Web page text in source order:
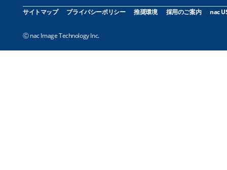
サイトマップ プライバシーポリシー 推奨環境 採用のご案内 nac
Ⓒ nac Image Technology Inc.